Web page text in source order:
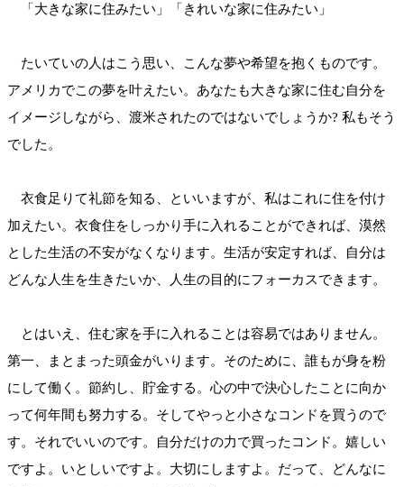
「大きな家に住みたい」「きれいな家に住みたい」
たいていの人はこう思い、こんな夢や希望を抱くものです。
アメリカでこの夢を叶えたい。あなたも大きな家に住む自分を
イメージしながら、渡米されたのではないでしょうか? 私もそう
でした。
衣食足りて礼節を知る、といいますが、私はこれに住を付け
加えたい。衣食住をしっかり手に入れることができれば、漠然
とした生活の不安がなくなります。生活が安定すれば、自分は
どんな人生を生きたいか、人生の目的にフォーカスできます。
とはいえ、住む家を手に入れることは容易ではありません。
第一、まとまった頭金がいります。そのために、誰もが身を粉
にして働く。節約し、貯金する。心の中で決心したことに向か
って何年間も努力する。そしてやっと小さなコンドを買うので
す。それでいいのです。自分だけの力で買ったコンド。嬉しい
ですよ。いとしいですよ。大切にしますよ。だって、どんなに